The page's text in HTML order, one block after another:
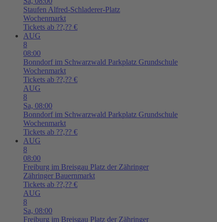
Staufen Alfred-Schladerer-Platz
Wochenmarkt
Tickets ab ??,?? €
AUG
8
08:00
Bonndorf im Schwarzwald Parkplatz Grundschule
Wochenmarkt
Tickets ab ??,?? €
AUG
8
Sa, 08:00
Bonndorf im Schwarzwald Parkplatz Grundschule
Wochenmarkt
Tickets ab ??,?? €
AUG
8
08:00
Freiburg im Breisgau Platz der Zähringer
Zähringer Bauernmarkt
Tickets ab ??,?? €
AUG
8
Sa, 08:00
Freiburg im Breisgau Platz der Zähringer